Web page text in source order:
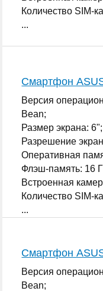
Количество SIM-
...
Смартфон
Версия
Bean;
Размер экрана: 6";
Разрешение
Оперативная
Флэш-память: 16
Встроенная
Количество SIM-
...
Смартфон
Версия
Bean;